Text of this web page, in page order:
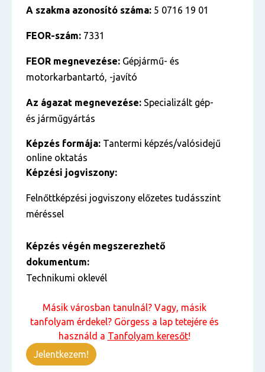
A szakma azonosító száma: 5 0716 19 01
FEOR-szám: 7331
FEOR megnevezése: Gépjármű- és
motorkarbantartó, -javító
Az ágazat megnevezése: Specializált gép-
és járműgyártás
Képzés formája: Tantermi képzés/valósidejű
online oktatás
Képzési jogviszony:
Felnőttképzési jogviszony előzetes tudásszint
méréssel
Képzés végén megszerezhető
dokumentum:
Technikumi oklevél
Másik városban tanulnál? Vagy, másik
tanfolyam érdekel? Görgess a lap tetejére és
használd a Tanfolyam keresőt!
Jelentkezem!